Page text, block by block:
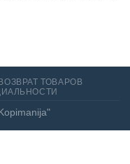
ВОЗВРАТ ТОВАРОВ